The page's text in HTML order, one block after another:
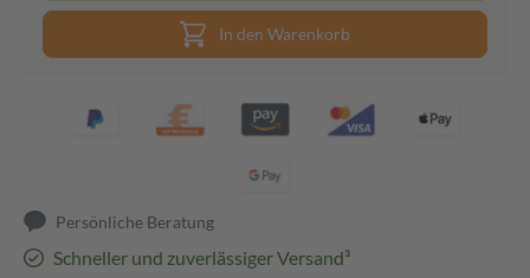
In den Warenkorb
Persönliche Beratung
Schneller und zuverlässiger Versand³